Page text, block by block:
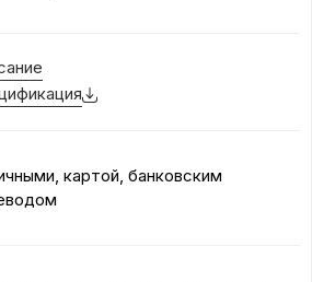
картой, банковским